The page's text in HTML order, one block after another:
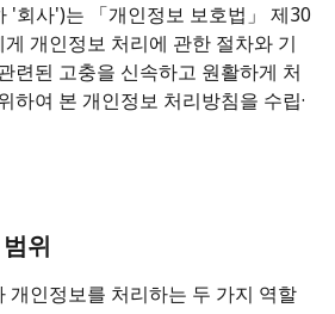
'회사')는 「개인정보 보호법」 제30
개인정보 처리에 관한 절차와 기
련된 고충을 신속하고 원활하게 처
하여 본 개인정보 처리방침을 수립·
위
개인정보를 처리하는 두 가지 역할